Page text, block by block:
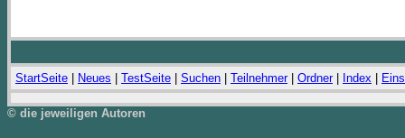
StartSeite Neues TestSeite Suchen Teilnehmer| Ordner| Index
© die jeweiligen Autoren